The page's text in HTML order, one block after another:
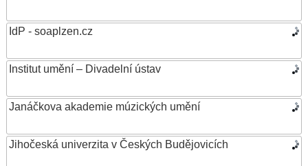
IdP - soaplzen.cz
Institut umění – Divadelní ústav
Janáčkova akademie múzických umění
Jihočeská univerzita v Českých Budějovicích